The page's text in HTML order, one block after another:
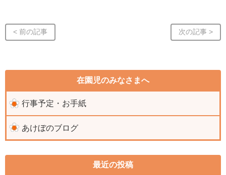
< 前の記事 次の記事 >
在園児のみなさまへ
行事予定・お手紙
あけぼのブログ
最近の投稿